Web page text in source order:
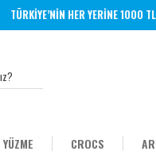
TÜRKİYE’NİN HER YERİNE 1000 TL
YÜZME CROCS